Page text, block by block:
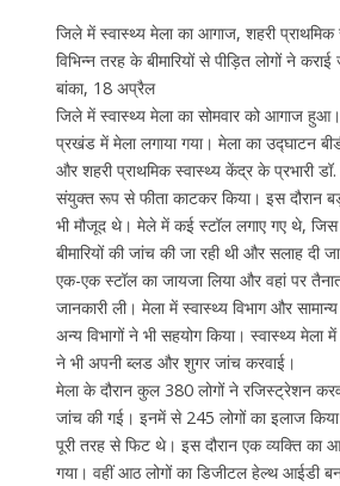
जिले में स्वास्थ्य मेला का आगाज, शहरी
विभिन्न तरह के बीमारियों से पीड़ित लोगों ने
बांका, 18 अप्रैल
जिले में स्वास्थ्य मेला का सोमवार को आगाज
प्रखंड में मेला लगाया गया। मेला का उद्घाटन
और शहरी प्राथमिक स्वास्थ्य केंद्र के प्रभारी
संयुक्त रूप से फीता काटकर किया। इस दौरान
भी मौजूद थे। मेले में कई स्टॉल लगाए गए थे,
बीमारियों की जांच की जा रही थी और सलाह दी
एक-एक स्टॉल का जायजा लिया और वहां पर तैनात
जानकारी ली। मेला में स्वास्थ्य विभाग और
अन्य विभागों ने भी सहयोग किया। स्वास्थ्य मेला
ने भी अपनी ब्लड और शुगर जांच करवाई।
मेला के दौरान कुल 380 लोगों ने रजिस्ट्रेशन
जांच की गई। इनमें से 245 लोगों का इलाज
पूरी तरह से फिट थे। इस दौरान एक व्यक्ति का
गया। वहीं आठ लोगों का डिजीटल हेल्थ आईडी